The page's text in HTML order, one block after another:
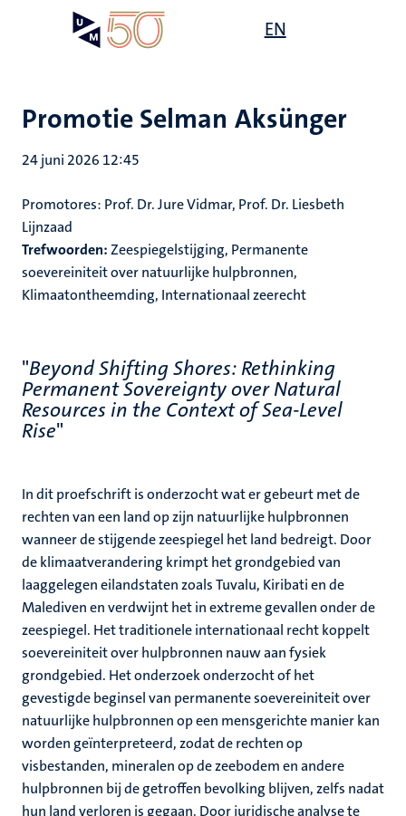
gaan
EN
Promotie Selman Aksünger
24 juni 2026 12:45
Promotores: Prof. Dr. Jure Vidmar, Prof. Dr. Liesbeth
Lijnzaad
Trefwoorden:Zeespiegelstijging, Permanente
soevereiniteit over natuurlijke hulpbronnen,
Klimaatontheemding, Internationaal zeerecht
"Beyond Shifting Shores: Rethinking
Permanent Sovereignty over Natural
Resources in the Context of Sea-Level
Rise"
In dit proefschrift is onderzocht wat er gebeurt met de
rechten van een land op zijn natuurlijke hulpbronnen
wanneer de stijgende zeespiegel het land bedreigt. Door
de klimaatverandering krimpt het grondgebied van
laaggelegen eilandstaten zoals Tuvalu, Kiribati en de
Malediven en verdwijnt het in extreme gevallen onder de
zeespiegel. Het traditionele internationaal recht koppelt
soevereiniteit over hulpbronnen nauw aan fysiek
grondgebied. Het onderzoek onderzocht of het
gevestigde beginsel van permanente soevereiniteit over
natuurlijke hulpbronnen op een mensgerichte manier kan
worden geïnterpreteerd, zodat de rechten op
visbestanden, mineralen op de zeebodem en andere
hulpbronnen bij de getroffen bevolking blijven, zelfs nadat
hun land verloren is gegaan. Door juridische analyse te